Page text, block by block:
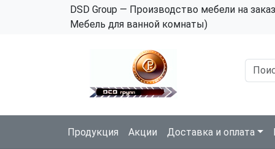
DSD Group — Производство мебели на
Мебель для ванной комнаты)
Продукция Акции Доставка и оплата